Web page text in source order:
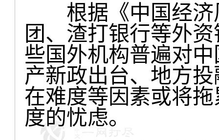
根据《中国经济
团、渣打银行等外
些国外机构普遍对
产新政出台、地方
在难度等因素或将
度的忧虑。